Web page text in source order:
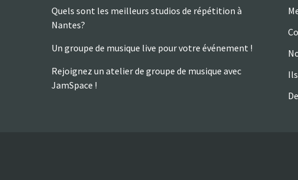
Quels sont les meilleurs studios de répétition à
Nantes?
Un groupe de musique live pour votre événement !
Rejoignez un atelier de groupe de musique avec
JamSpace !